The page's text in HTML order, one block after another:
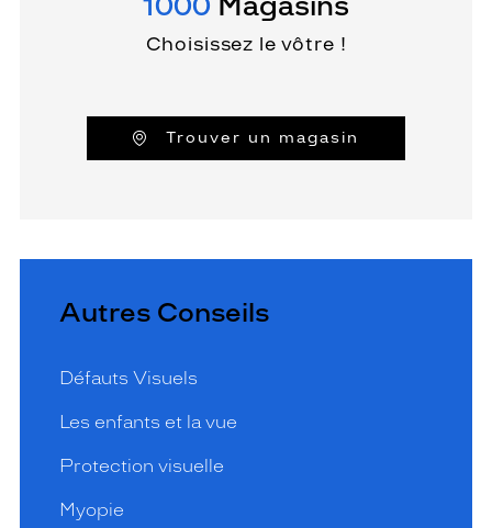
Choisissez le vôtre !
Trouver un magasin
Autres Conseils
Défauts Visuels
Les enfants et la vue
Protection visuelle
Myopie